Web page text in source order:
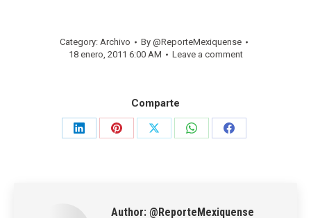
Category: Archivo By @ReporteMexiquense
18 enero, 2011 6:00 AM
Leave a comment
Comparte
Share
Share
Share
Share
Share
Author: @ReporteMexiquense